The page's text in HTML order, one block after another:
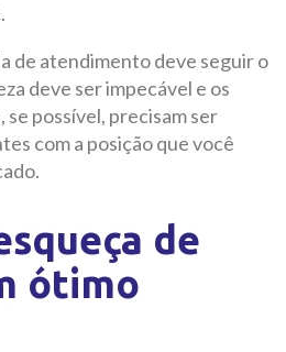
de atendimento deve seguir o
deve ser impecável e os
possível, precisam ser
com a posição que você
de
ótimo